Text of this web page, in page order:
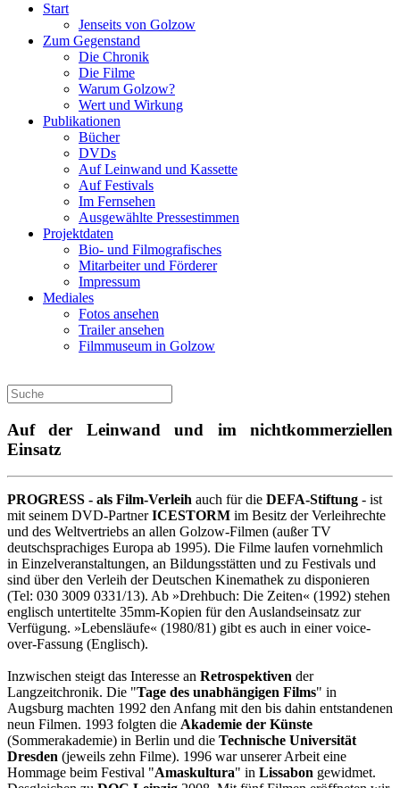
Start
Jenseits von Golzow
Zum Gegenstand
Die Chronik
Die Filme
Warum Golzow?
Wert und Wirkung
Publikationen
Bücher
DVDs
Auf Leinwand und Kassette
Auf Festivals
Im Fernsehen
Ausgewählte Pressestimmen
Projektdaten
Bio- und Filmografisches
Mitarbeiter und Förderer
Impressum
Mediales
Fotos ansehen
Trailer ansehen
Filmmuseum in Golzow
Auf der Leinwand und im nichtkommerziellen
Einsatz
PROGRESS - als Film-Verleih auch für die DEFA-Stiftung - ist
mit seinem DVD-PartnerICESTORM im Besitz der Verleihrechte
und des Weltvertriebs an allen Golzow-Filmen (außer TV
deutschsprachiges Europa ab 1995). Die Filme laufen vornehmlich
in Einzelveranstaltungen, an Bildungsstätten und zu Festivals und
sind über den Verleih der Deutschen Kinemathek zu disponieren
(Tel: 030 3009 0331/13). Ab »Drehbuch: Die Zeiten« (1992) stehen
englisch untertitelte 35mm-Kopien für den Auslandseinsatz zur
Verfügung. »Lebensläufe« (1980/81) gibt es auch in einer voice-
over-Fassung (Englisch).
Inzwischen steigt das Interesse an Retrospektiven der
Langzeitchronik. Die "Tage des unabhängigen Films" in
Augsburg machten 1992 den Anfang mit den bis dahin entstandenen
neun Filmen. 1993 folgten die Akademie der Künste
(Sommerakademie) in Berlin und die Technische Universität
Dresden (jeweils zehn Filme). 1996 war unserer Arbeit eine
Hommage beim Festival "Amaskultura" in Lissabon gewidmet.